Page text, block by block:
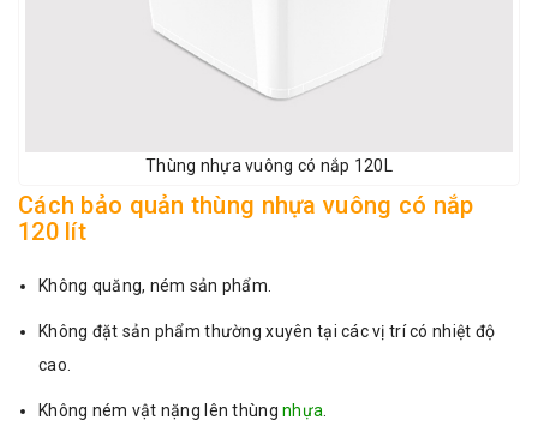
Thùng nhựa vuông có nắp 120L
Cách bảo quản thùng nhựa vuông có nắp
120 lít
Không quăng, ném sản phẩm.
Không đặt sản phẩm thường xuyên tại các vị trí có nhiệt độ
cao.
Không ném vật nặng lên thùngnhựa